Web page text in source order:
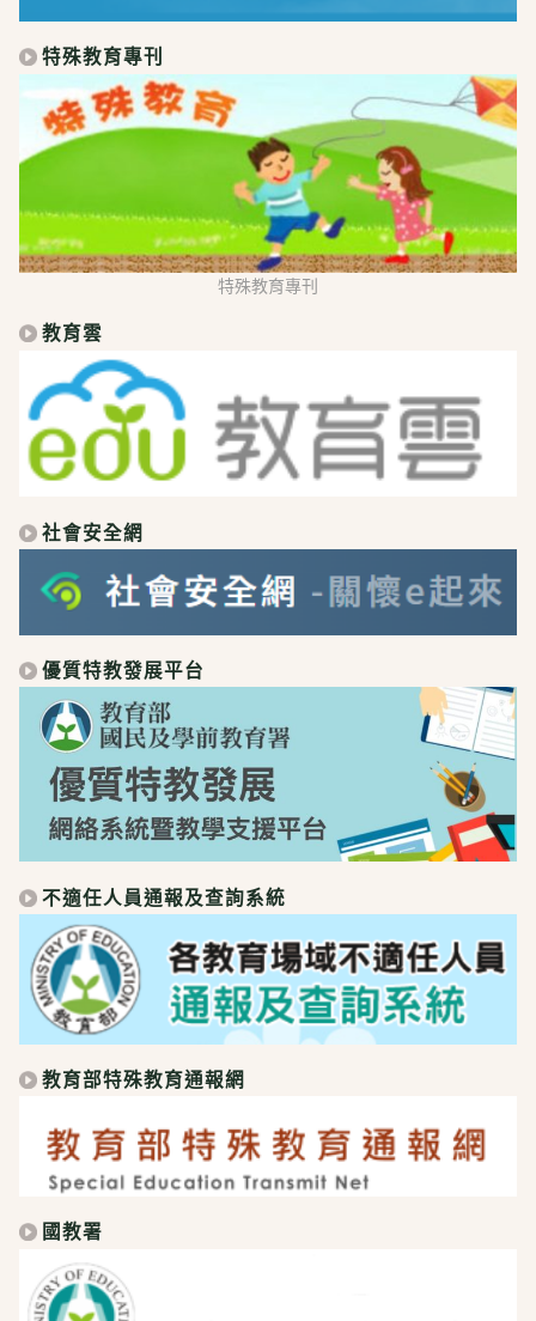
特殊教育專刊
特殊教育專刊
教育雲
社會安全網
優質特教發展平台
不適任人員通報及查詢系統
教育部特殊教育通報網
國教署